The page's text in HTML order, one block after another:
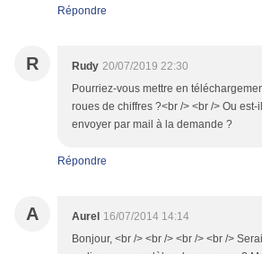
Répondre
R Rudy 20/07/2019 22:30
Pourriez-vous mettre en
roues de chiffres ?<br /> <br /> Ou
envoyer par mail à la demande ?
Répondre
A Aurel 16/07/2014 14:14
Bonjour, <br /> <br /> <br /> <br />